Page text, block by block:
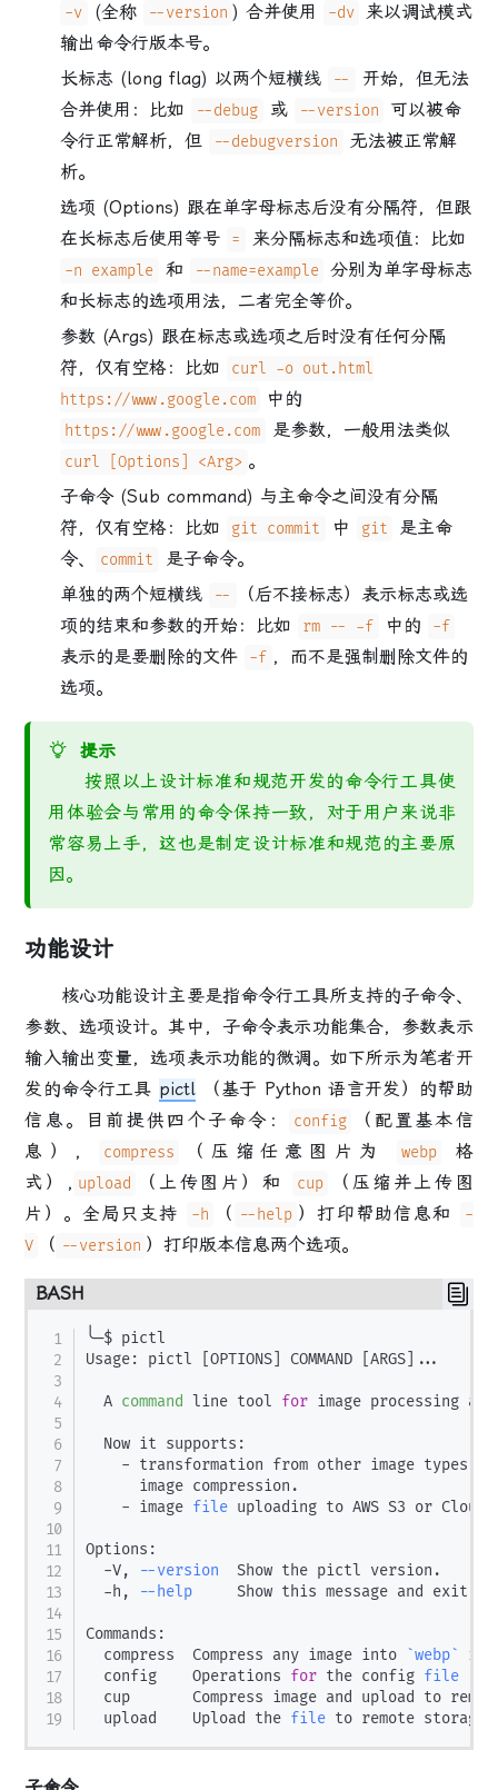
-v (全称 --version ) 合并使用 -dv
来以调试模式
输出命令行版本号。
长标志 (long flag) 以两个短横线
--
开始，但无法
合并使用：比如
--debug 或 --version
可以被命
令行正常解析，但
--debugversion
无法被正常解
析。
选项 (Options) 跟在单字母标志后没有分隔符，但跟
在长标志后使用等号
= 来分隔标志和选项值：比如
-n example 和 --name=example
分别为单字母标志
和长标志的选项用法，二者完全等价。
参数 (Args) 跟在标志或选项之后时没有任何分隔
符，仅有空格：比如
curl -o out.html
https://www.google.com
中的
https://www.google.com 是参数，一般用法类似
curl [Options] <Arg> 。
子命令 (Sub command) 与主命令之间没有分隔
符，仅有空格：比如
git commit 中 git
是主命
令、
commit
是子命令。
单独的两个短横线
--
（后不接标志）表示标志或选
项的结束和参数的开始：比如
rm -- -f 中的 -f
表示的是要删除的文件 -f ，而不是强制删除文件的
选项。
提示
按照以上设计标准和规范开发的命令行工具使
用体验会与常用的命令保持一致，对于用户来说非
常容易上手，这也是制定设计标准和规范的主要原
因。
功能设计
核心功能设计主要是指命令行工具所支持的子命令、
参数、选项设计。其中，子命令表示功能集合，参数表示
输入输出变量，选项表示功能的微调。如下所示为笔者开
发的命令行工具 pictl （基于 Python 语言开发）的帮助
信息。目前提供四个子命令：
config
（配置基本信
息），
compress （压缩任意图片为 webp
格
式）, upload （上传图片）和 cup
（压缩并上传图
片）。全局只支持
-h （ --help ）打印帮助信息和
-
V
（ --version ）打印版本信息两个选项。
BASH
╰─$ pictl
Usage: pictl
[OPTIONS COMMAND [ARGS ...
  A
command line tool for image processing
  Now it supports:
- transformation from other image types
      image compression.
    - image
file uploading to AWS S3 or
Options:
  -V,
--version
  Show the pictl version.
  -h,
--help
     Show this message and exit.
Commands:
  compress  Compress any image into
`webp`
  config    Operations
for the config file
cup       Compress image and upload to
  upload    Upload the
file